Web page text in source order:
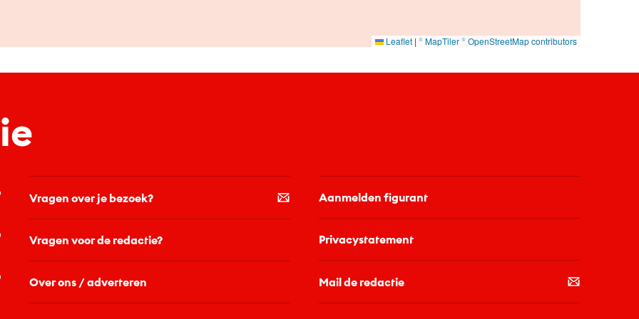
Leaflet | © MapTiler© OpenStreetMap contributors
Vragen over je bezoek?
Vragen voor de redactie?
Over ons / adverteren
Aanmelden figurant
Privacystatement
Mail de redactie